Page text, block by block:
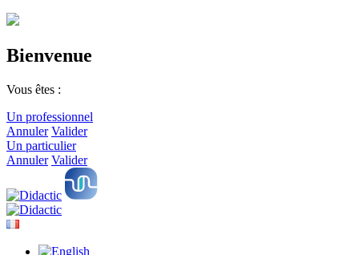
Bienvenue
Vous êtes :
Un professionnel
Annuler Valider
Un particulier
Annuler Valider